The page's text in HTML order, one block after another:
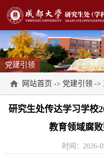
党建引领
网站首页 -> 党建引领 ->
研究生处传达学习学校
教育领域腐
时间：2026-